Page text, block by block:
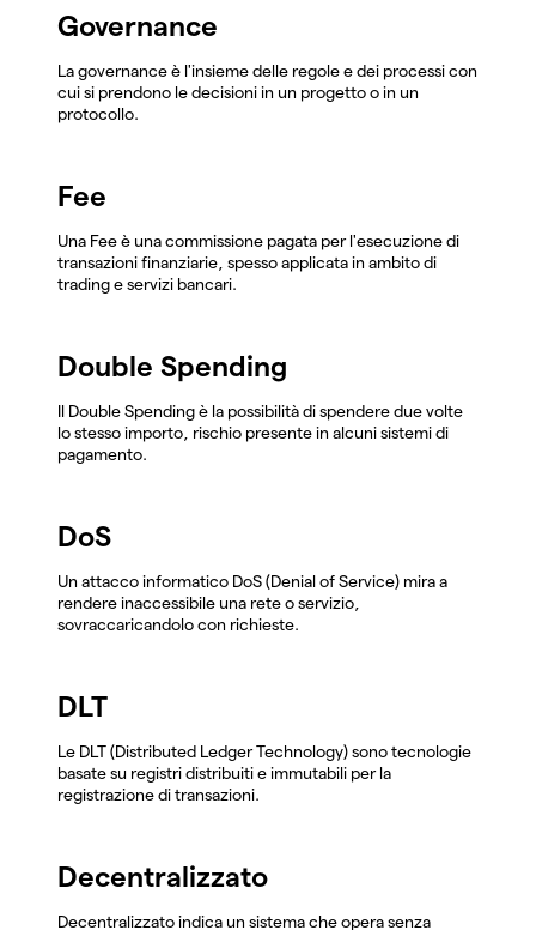
Governance
La governance è l'insieme delle regole e dei processi con
cui si prendono le decisioni in un progetto o in un
protocollo.
Fee
Una Fee è una commissione pagata per l'esecuzione di
transazioni finanziarie, spesso applicata in ambito di
trading e servizi bancari.
Double Spending
Il Double Spending è la possibilità di spendere due volte
lo stesso importo, rischio presente in alcuni sistemi di
pagamento.
DoS
Un attacco informatico DoS (Denial of Service) mira a
rendere inaccessibile una rete o servizio,
sovraccaricandolo con richieste.
DLT
Le DLT (Distributed Ledger Technology) sono tecnologie
basate su registri distribuiti e immutabili per la
registrazione di transazioni.
Decentralizzato
Decentralizzato indica un sistema che opera senza